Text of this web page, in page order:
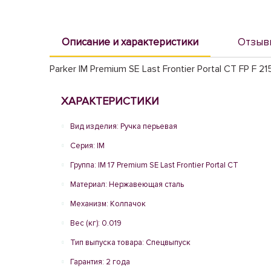
Описание и характеристики
Parker IM Premium SE Last Frontier Portal CT FP F
ХАРАКТЕРИСТИКИ
Вид изделия: Ручка перьевая
Серия: IM
Группа: IM 17 Premium SE Last Frontier Portal CT
Материал: Нержавеющая сталь
Механизм: Колпачок
Вес (кг): 0.019
Тип выпуска товара: Спецвыпуск
Гарантия: 2 года